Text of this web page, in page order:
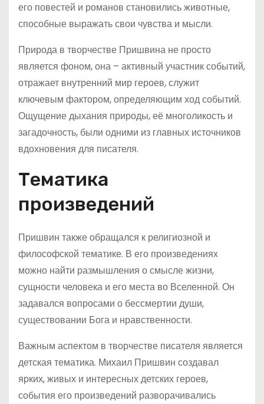
его повестей и романов становились животные,
способные выражать свои чувства и мысли.
Природа в творчестве Пришвина не просто
является фоном, она – активный участник событий,
отражает внутренний мир героев, служит
ключевым фактором, определяющим ход событий.
Ощущение дыхания природы, её многоликость и
загадочность, были одними из главных источников
вдохновения для писателя.
Тематика
произведений
Пришвин также обращался к религиозной и
философской тематике. В его произведениях
можно найти размышления о смысле жизни,
сущности человека и его места во Вселенной. Он
задавался вопросами о бессмертии души,
существовании Бога и нравственности.
Важным аспектом в творчестве писателя является
детская тематика. Михаил Пришвин создавал
ярких, живых и интересных детских героев,
события его произведений разворачивались